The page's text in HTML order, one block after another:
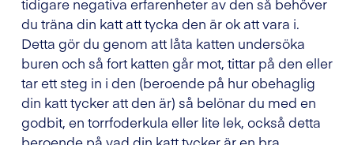
du träna din katt att tycka den är ok att vara i.
Detta gör du genom att låta katten undersöka
buren och så fort katten går mot, tittar på den eller
tar ett steg in i den (beroende på hur obehaglig
din katt tycker att den är) så belönar du med en
godbit, en torrfoderkula eller lite lek, också detta